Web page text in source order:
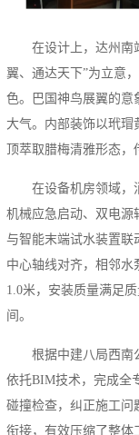
在设计上，达州南
翼、通达天下”为立意
色。巴国神鸟展翼的意
大气。内部装饰以玳瑁
顶萃取腊梅清雅形态，
在设备机房领域，
机械应急启动、双电源
与智能末端试水装置联
中心轴线对齐，相邻水
1.0米，安装质量满足
间。
根据中建八局西南
依托BIM技术，完成全
碰撞检查，纠正施工问
衔接，有效压缩了整体